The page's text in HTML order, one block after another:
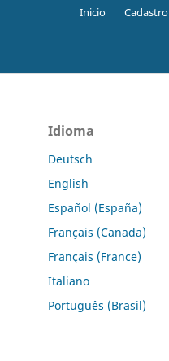
Inicio Cadastro
Idioma
Deutsch
English
Español (España)
Français (Canada)
Français (France)
Italiano
Português (Brasil)